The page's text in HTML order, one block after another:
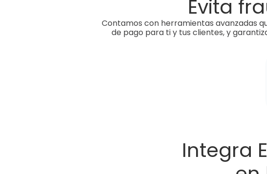
Evita
Contamos con herramientas avanzadas
de pago para ti y tus clientes, y
Integra